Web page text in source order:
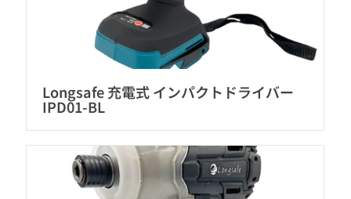
Longsafe 充電式 インパクトドライバー
IPD01-BL